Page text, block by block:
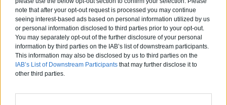
note that after your opt-out request is processed you may continue
seeing interest-based ads based on personal information utilized by us
or personal information disclosed to third parties prior to your opt-out.
You may separately opt-out of the further disclosure of your personal
information by third parties on the IAB’s list of downstream participants.
This information may also be disclosed by us to third parties on the
IAB’s List of Downstream Participants that may further disclose it to
other third parties.
Besoin d’un crédit immobilier avec ou sans apport ? Cet article est pour vous !
Sept abribus insolites conçus par de grands architectes !